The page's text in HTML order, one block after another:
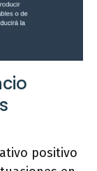
positivo